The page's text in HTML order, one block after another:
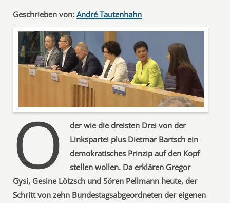
Geschrieben von: André Tautenhahn
O
der wie die dreisten Drei von der
Linkspartei plus Dietmar Bartsch ein
demokratisches Prinzip auf den Kopf
stellen wollen. Da erklären Gregor
Gysi, Gesine Lötzsch und Sören Pellmann heute, der
Schritt von zehn Bundestagsabgeordneten der eigenen